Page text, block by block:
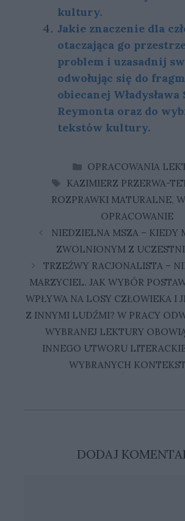
kultury.
Jakie znaczenie dla
otaczająca go
problem i uzasadnij
odwołując się do
obiecanej Władysława
Reymonta oraz do
tekstów kultury.
KATEGORIE
OPRACOWANIA
TAGI
KAZIMIERZ PRZERWA-
ROZPRAWKI MATURALNE,
OPRACOWANIE
NIEDZIELNA MSZA – KIEDY
ZWOLNIONYM Z
TRZEŹWY RACJONALISTA –
MARZYCIEL. JAK WYBÓR
WPŁYWA NA LOSY CZŁOWIEKA I
Z INNYMI LUDŹMI? W PRACY
WYBRANEJ LEKTURY
INNEGO UTWORU
WYBRANYCH
DODAJ